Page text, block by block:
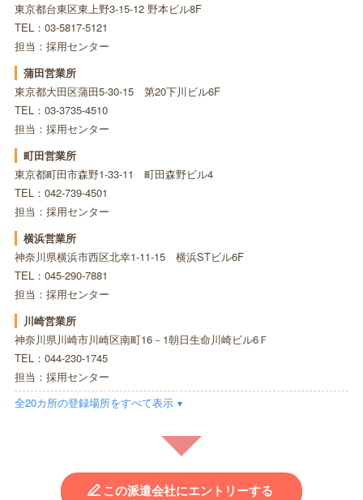
東京都台東区東上野3-15-12 野本ビル8F
TEL：03-5817-5121
担当：採用センター
蒲田営業所
東京都大田区蒲田5-30-15 第20下川ビル6F
TEL：03-3735-4510
担当：採用センター
町田営業所
東京都町田市森野1-33-11 町田森野ビル4
TEL：042-739-4501
担当：採用センター
横浜営業所
神奈川県横浜市西区北幸1-11-15 横浜STビル6F
TEL：045-290-7881
担当：採用センター
川崎営業所
神奈川県川崎市川崎区南町16－1朝日生命川崎ビル6Ｆ
TEL：044-230-1745
担当：採用センター
全20カ所の登録場所をすべて表示
この派遣会社にエントリーする